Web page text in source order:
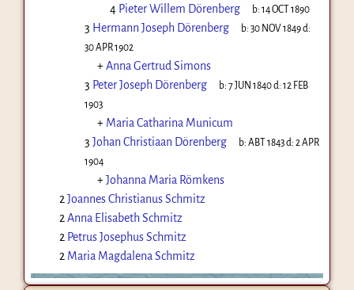
4 Pieter Willem Dörenberg b:14 OCT 1890
3 Hermann Joseph Dörenberg b:30 NOV 1849d:
30 APR 1902
+Anna Gertrud Simons
3 Peter Joseph Dörenberg b:7 JUN 1840d:12 FEB
1903
+ Maria Catharina Municum
3 Johan Christiaan Dörenberg b:ABT 1843d:2 APR
1904
+Johanna Maria Römkens
2 Joannes Christianus Schmitz
2 Anna Elisabeth Schmitz
2 Petrus Josephus Schmitz
2 Maria Magdalena Schmitz